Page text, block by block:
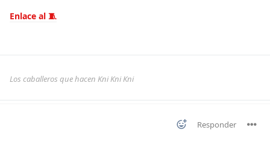
Enlace al 🧵
Los caballeros que hacen Kni Kni Kni
Responder